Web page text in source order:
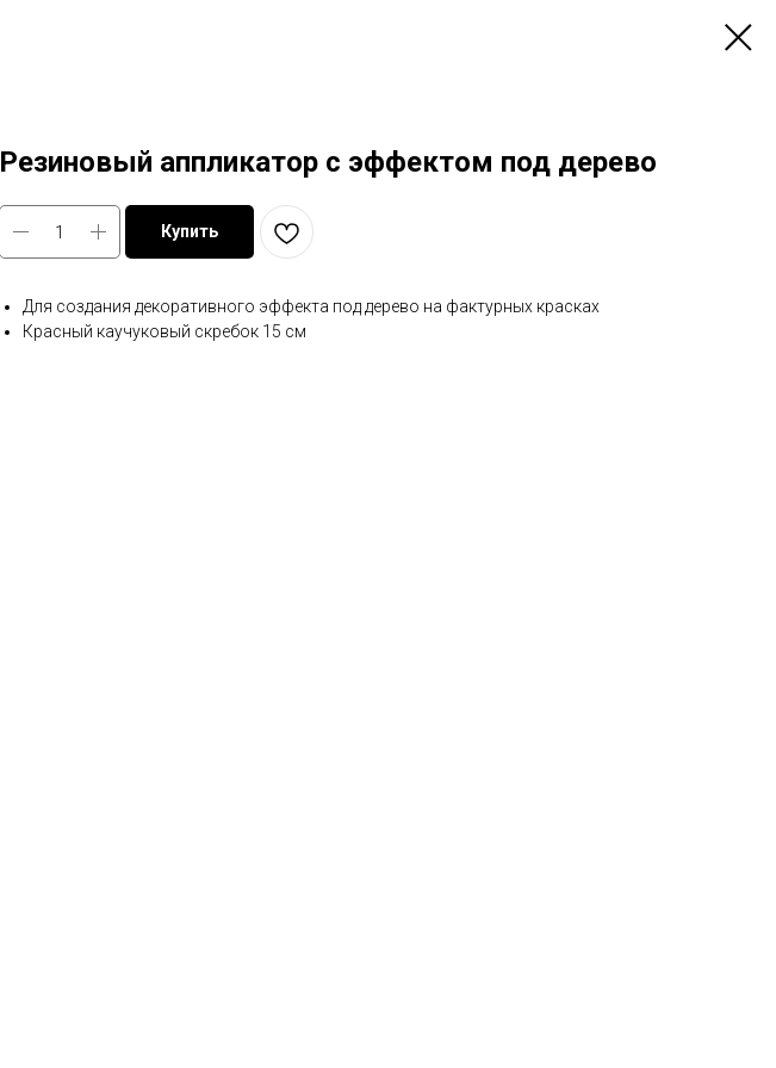
Резиновый аппликатор с эффектом под дерево
Купить
Для создания декоративного эффекта под дерево на фактурных красках
Красный каучуковый скребок 15 см